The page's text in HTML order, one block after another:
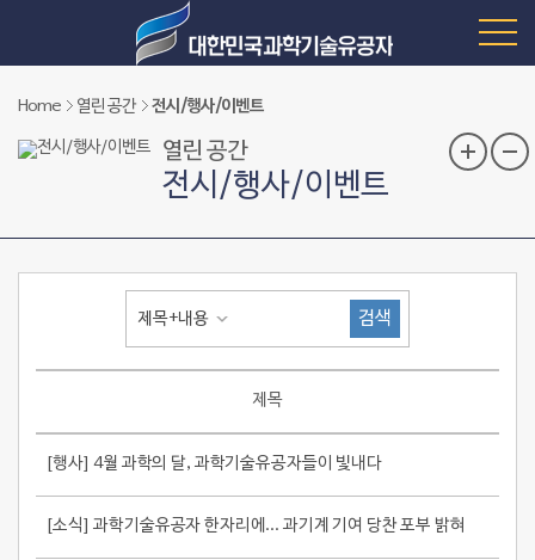
Home 열린 공간 전시/행사/이벤트
열린 공간
전시/행사/이벤트
제목+내용 검색
제목
[행사] 4월 과학의 달, 과학기술유공자들이 빛내다
[소식] 과학기술유공자 한자리에... 과기계 기여 당찬 포부 밝혀